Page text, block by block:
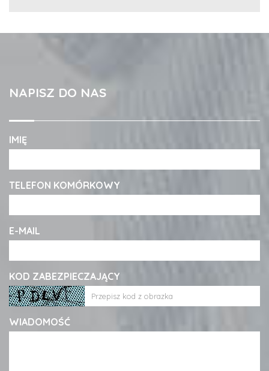
NAPISZ DO NAS
IMIĘ
TELEFON KOMÓRKOWY
E-MAIL
KOD ZABEZPIECZAJĄCY
WIADOMOŚĆ